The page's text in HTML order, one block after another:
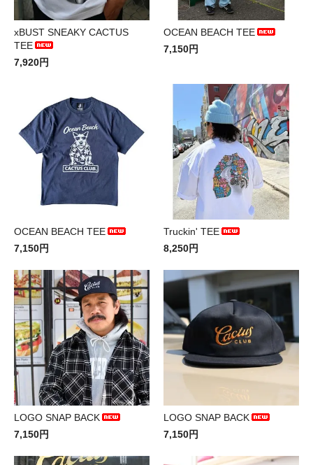
xBUST SNEAKY CACTUS
TEE
7,920円
OCEAN BEACH TEE
7,150円
OCEAN BEACH TEE
7,150円
Truckin' TEE
8,250円
LOGO SNAP BACK
7,150円
LOGO SNAP BACK
7,150円